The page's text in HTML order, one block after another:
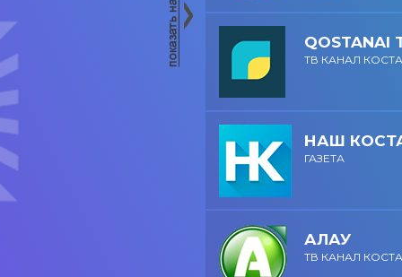
QOSTANAI
ТВ КАНАЛ
НАШ
ГАЗЕТА
АЛАУ
ТВ КАНАЛ